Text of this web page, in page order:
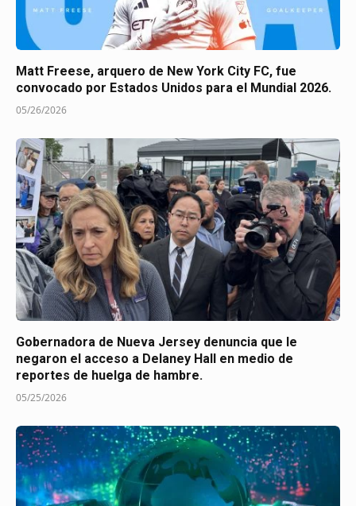
Matt Freese, arquero de New York City FC, fue
convocado por Estados Unidos para el Mundial 2026.
05/26/2026
Gobernadora de Nueva Jersey denuncia que le
negaron el acceso a Delaney Hall en medio de
reportes de huelga de hambre.
05/25/2026